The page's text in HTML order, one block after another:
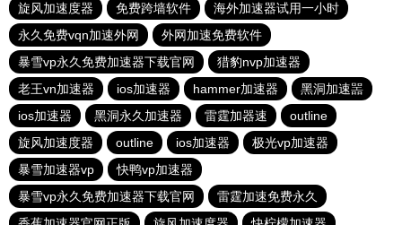
旋风加速度器
免费跨墙软件
海外加速器试用一小时
永久免费vqn加速外网
外网加速免费软件
暴雪vp永久免费加速器下载官网
猎豹nvp加速器
老王vn加速器
ios加速器 hammer加速器
黑洞加速噐
ios加速器
黑洞永久加速器 雷霆加器速
outline
旋风加速度器
outline ios加速器
极光vp加速器
暴雪加速器vp
快鸭vp加速器
暴雪vp永久免费加速器下载官网
雷霆加速免费永久